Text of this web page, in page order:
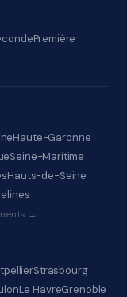
Première
Haute-Garonne
Seine-Maritime
Hauts-de-Seine
→
Strasbourg
Le HavreGrenoble